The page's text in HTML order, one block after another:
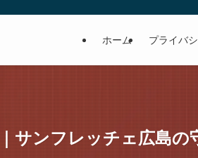
ホーム プライバ
サンフレッチェ広島の